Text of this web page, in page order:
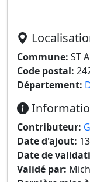
Commune: ST
Code postal:
Département:
Contributeur:
Date d'ajout:
Date de
Validé par: